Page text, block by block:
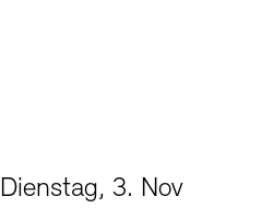
Dienstag, 3. Nov